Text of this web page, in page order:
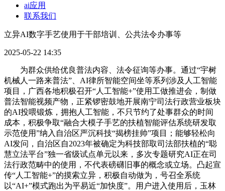
ai应用
联系我们
立异AI数字手艺使用于干部培训、公共法令办事等
2025-05-22 14:35
为群众供给优良普法内容、法令征询等办事。通过“宇树
机械人一路来普法”、AI律所智能空间坐等系列涉及人工智能
项目，广西各地积极召开“人工智能+”使用工做推进会，制做
普法智能视频产物，正紧锣密鼓地开展南宁司法行政营业板块
的AI投喂锻炼，拥抱人工智能，不只节约了处事群众的时间
成本，积极争取“融合大模子手艺的扶植智能评估系统研发取
示范使用”纳入自治区严沉科技“揭榜挂帅”项目；能够轻松向
AI发问，自治区自2023年被确定为科技部取司法部扶植的“聪
慧立法平台”独一省级试点单元以来，多次专题研究AI正在司
法行政范畴中的使用，不代表磅礴旧事的概念或立场。凸起宣
传“人工智能+”的摸索立异，积极自动做为，号召全系统
以“AI+”模式跑出为平易近“加快度”。用户进入使用后，玉林